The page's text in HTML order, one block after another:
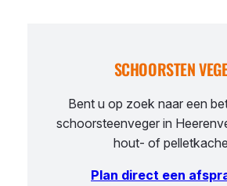
SCHOORSTEN
Bent u op zoek naar een
schoorsteenveger in
hout- of
Plan direct een